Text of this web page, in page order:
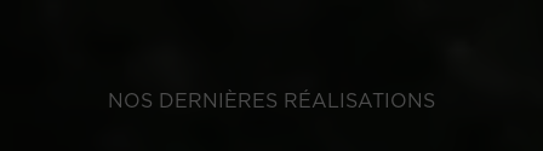
NOS DERNIÈRES RÉALISATIONS